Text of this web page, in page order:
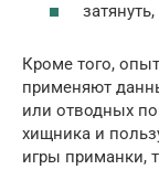
Кроме того,
применяют
или отводных
хищника и
игры приманки,